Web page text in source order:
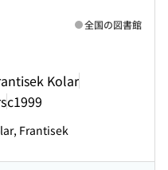
Kolar
c1999
全国の図書館
Frantisek